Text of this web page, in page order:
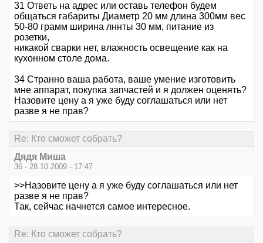
31 Ответь на адрес или оставь телефон будем
общаться габариты Диаметр 20 мм длина 300мм вес
50-80 грамм ширина лннты 30 мм, питание из
розетки,
никакой сварки нет, влажность освещение как на
кухонном столе дома.
34 Странно ваша работа, ваше умение изготовить
мне аппарат, покупка запчастей и я должен оценять?
Назовите цену а я уже буду соглашаться или нет
разве я не прав?
Re: Кто сможет собрать?
Дядя Миша
36 - 28.10.2009 - 17:47
>>Назовите цену а я уже буду соглашаться или нет
разве я не прав?
Так, сейчас начнется самое интересное.
Re: Кто сможет собрать?